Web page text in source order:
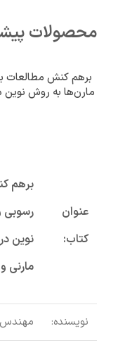
محصولات
برهم کنش مطالعات
مارن‌ها به‌ روش نوین
عنوان
کتاب:
برهم
رسوبی
نوین
مارنی
نویسنده: مهندس